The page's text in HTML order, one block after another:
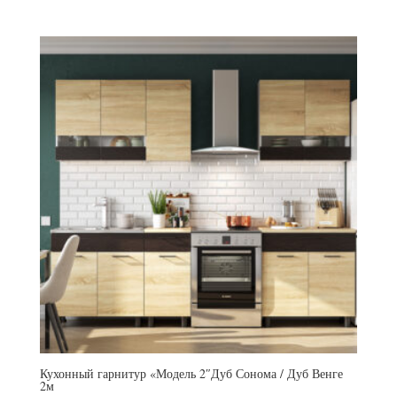
Кухонный гарнитур «Модель 2″Дуб Сонома / Дуб Венге
2м